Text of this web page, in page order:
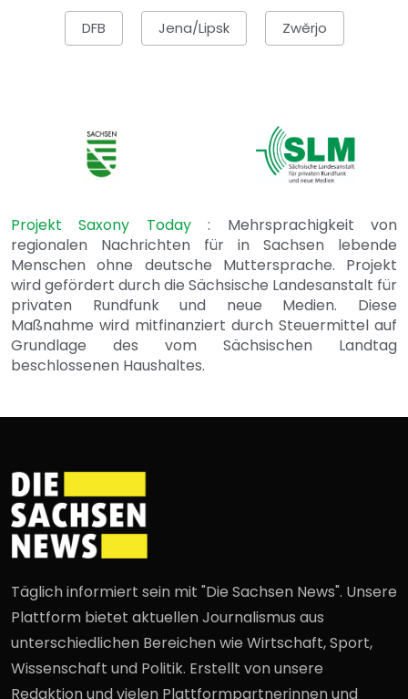
DFB Jena/Lipsk Zwěrjo
Projekt Saxony Today: Mehrsprachigkeit von
regionalen Nachrichten für in Sachsen lebende
Menschen ohne deutsche Muttersprache. Projekt
wird gefördert durch die Sächsische Landesanstalt für
privaten Rundfunk und neue Medien. Diese
Maßnahme wird mitfinanziert durch Steuermittel auf
Grundlage des vom Sächsischen Landtag
beschlossenen Haushaltes.
Täglich informiert sein mit "Die Sachsen News". Unsere
Plattform bietet aktuellen Journalismus aus
unterschiedlichen Bereichen wie Wirtschaft, Sport,
Wissenschaft und Politik. Erstellt von unsere
Redaktion und vielen Plattformpartnerinnen und